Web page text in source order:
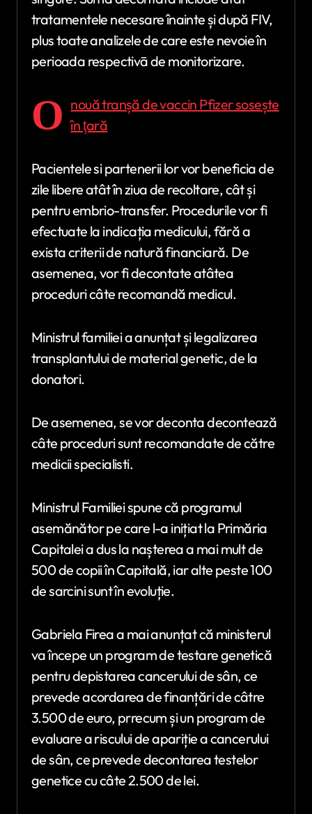
tratamentele necesare înainte și după FIV,
plus toate analizele de care este nevoie în
perioada respectivā de monitorizare.
O nouă tranșă de vaccin Pfizer sosește
în ţară
Pacientele si partenerii lor vor beneficia de
zile libere atât în ziua de recoltare, cât și
pentru embrio-transfer. Procedurile vor fi
efectuate la indicația medicului, fără a
exista criterii de natură financiară. De
asemenea, vor fi decontate atâtea
proceduri câte recomandă medicul.
Ministrul familiei a anunțat și legalizarea
transplantului de material genetic, de la
donatori.
De asemenea, se vor deconta decontează
câte proceduri sunt recomandate de către
medicii specialisti.
Ministrul Familiei spune că programul
asemănător pe care l-a inițiat la Primăria
Capitalei a dus la nașterea a mai mult de
500 de copii în Capitală, iar alte peste 100
de sarcini sunt în evoluție.
Gabriela Firea a mai anunțat că ministerul
va începe un program de testare genetică
pentru depistarea cancerului de sân, ce
prevede acordarea de finanțări de câtre
3.500 de euro, prrecum și un program de
evaluare a riscului de apariție a cancerului
de sân, ce prevede decontarea testelor
genetice cu câte 2.500 de lei.